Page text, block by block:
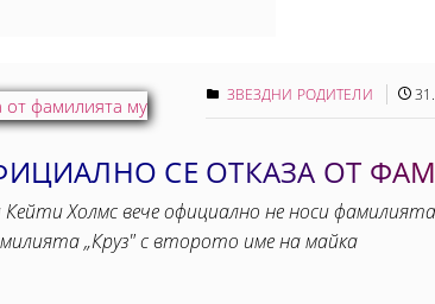
ЗВЕЗДНИ РОДИТЕЛИ
СЕ ОТКАЗА ОТ
Кейти Холмс вече официално не носи
„Круз" с второто име на майка